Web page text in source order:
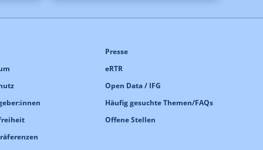
Presse
eRTR
Open Data / IFG
Häufig gesuchte Themen/FAQs
Offene Stellen